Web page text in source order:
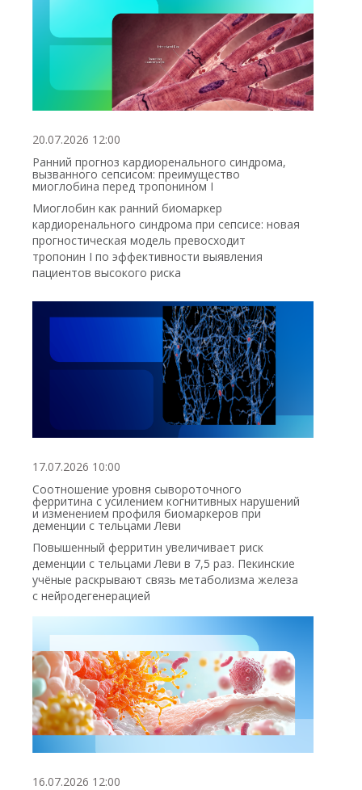
20.07.2026 12:00
Ранний прогноз кардиоренального синдрома,
вызванного сепсисом: преимущество
миоглобина перед тропонином I
Миоглобин как ранний биомаркер
кардиоренального синдрома при сепсисе: новая
прогностическая модель превосходит
тропонин I по эффективности выявления
пациентов высокого риска
17.07.2026 10:00
Соотношение уровня сывороточного
ферритина с усилением когнитивных нарушений
и изменением профиля биомаркеров при
деменции с тельцами Леви
Повышенный ферритин увеличивает риск
деменции с тельцами Леви в 7,5 раз. Пекинские
учёные раскрывают связь метаболизма железа
с нейродегенерацией
16.07.2026 12:00